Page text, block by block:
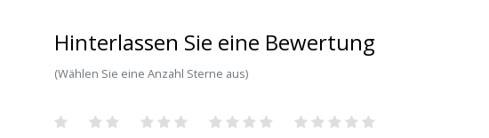
Hinterlassen Sie eine Bewertung
(Wählen Sie eine Anzahl Sterne aus)